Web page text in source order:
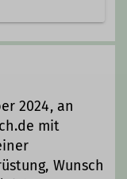
während
im
Tal,
nahen
2024, an
mit
Wunsch